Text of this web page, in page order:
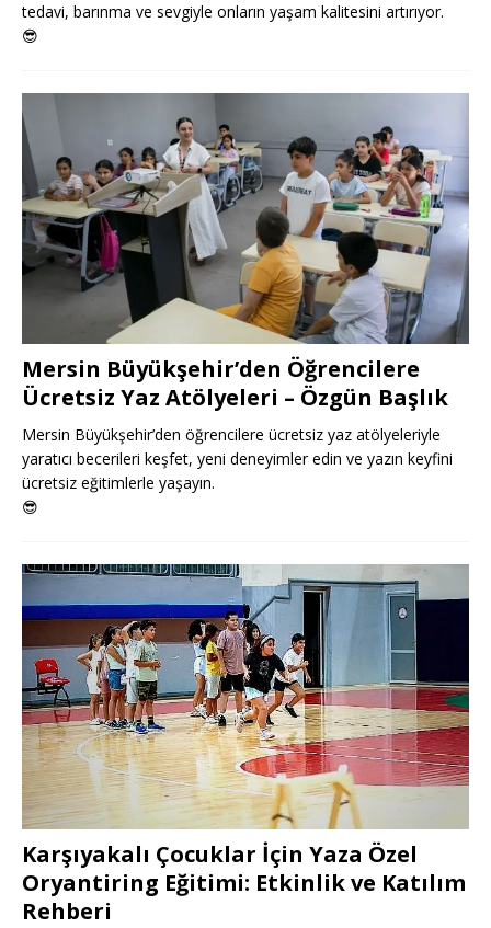
tedavi, barınma ve sevgiyle onların yaşam kalitesini artırıyor.
😎
Mersin Büyükşehir’den Öğrencilere
Ücretsiz Yaz Atölyeleri – Özgün Başlık
Mersin Büyükşehir’den öğrencilere ücretsiz yaz atölyeleriyle
yaratıcı becerileri keşfet, yeni deneyimler edin ve yazın keyfini
ücretsiz eğitimlerle yaşayın.
😎
Karşıyakalı Çocuklar İçin Yaza Özel
Oryantiring Eğitimi: Etkinlik ve Katılım
Rehberi